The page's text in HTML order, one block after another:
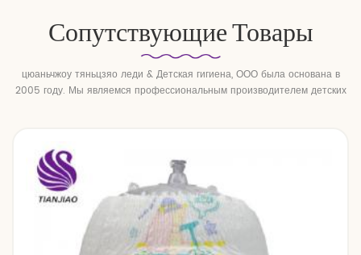
Сопутствующие Товары
цюаньчжоу тяньцзяо леди & Детская гигиена, ООО была основана в
2005 году. Мы являемся профессиональным производителем детских